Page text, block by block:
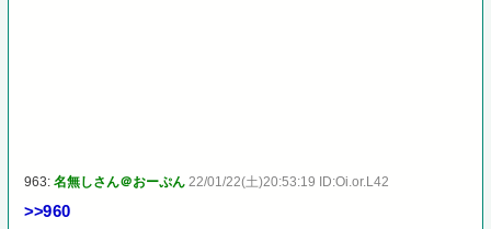
963:名無しさん＠おーぷん 22/01/22(土)20:53:19 ID:Oi.or.L42
>>960